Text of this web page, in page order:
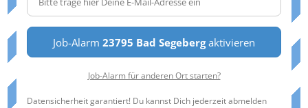
Job-Alarm 23795 Bad Segebergaktivieren
Job-Alarm für anderen Ort starten?
Datensicherheit garantiert! Du kannst Dich jederzeit abmelden